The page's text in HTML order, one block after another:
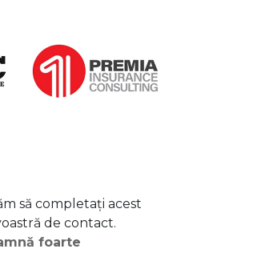
să completați acest
de contact.
foarte